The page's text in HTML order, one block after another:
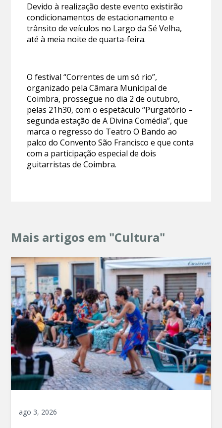
Devido à realização deste evento existirão
condicionamentos de estacionamento e
trânsito de veículos no Largo da Sé Velha,
até à meia noite de quarta-feira.
O festival “Correntes de um só rio”,
organizado pela Câmara Municipal de
Coimbra, prossegue no dia 2 de outubro,
pelas 21h30, com o espetáculo “Purgatório –
segunda estação de A Divina Comédia”, que
marca o regresso do Teatro O Bando ao
palco do Convento São Francisco e que conta
com a participação especial de dois
guitarristas de Coimbra.
Mais artigos em "Cultura"
ago 3, 2026